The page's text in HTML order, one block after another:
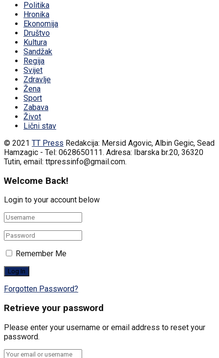
Politika
Hronika
Ekonomija
Društvo
Kultura
Sandžak
Regija
Svijet
Zdravlje
Žena
Sport
Zabava
Život
Lični stav
© 2021 TT Press Redakcija: Mersid Agovic, Albin Gegic, Sead
Hamzagic - Tel: 0628650111. Adresa: Ibarska br.20, 36320
Tutin, email: ttpressinfo@gmail.com.
Welcome Back!
Login to your account below
Remember Me
Forgotten Password?
Retrieve your password
Please enter your username or email address to reset your
password.